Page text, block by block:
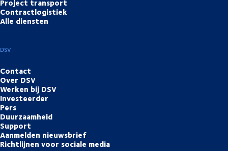
Project transport
Contractlogistiek
Alle diensten
DSV
Contact
Over DSV
Werken bij DSV
Investeerder
Pers
Duurzaamheid
Support
Aanmelden nieuwsbrief
Richtlijnen voor sociale media